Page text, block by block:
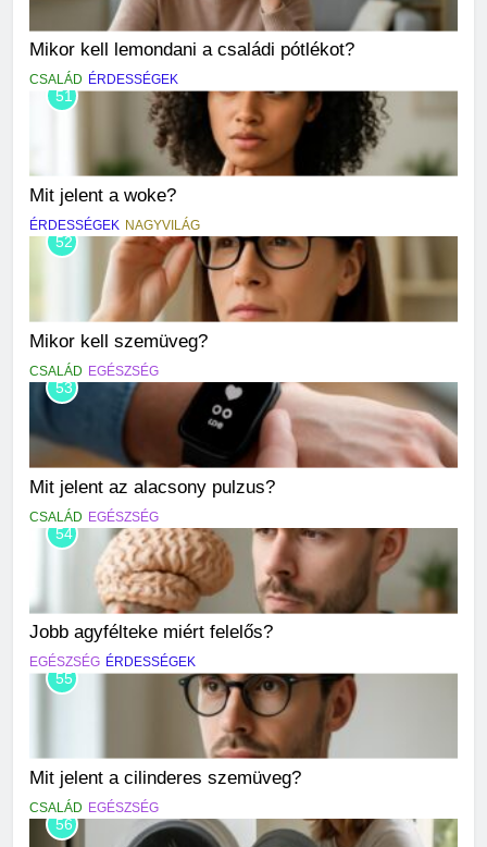
Mikor kell lemondani a családi pótlékot?
CSALÁD ÉRDESSÉGEK
51
Mit jelent a woke?
ÉRDESSÉGEK NAGYVILÁG
52
Mikor kell szemüveg?
CSALÁD EGÉSZSÉG
53
Mit jelent az alacsony pulzus?
CSALÁD EGÉSZSÉG
54
Jobb agyfélteke miért felelős?
EGÉSZSÉG ÉRDESSÉGEK
55
Mit jelent a cilinderes szemüveg?
CSALÁD EGÉSZSÉG
56